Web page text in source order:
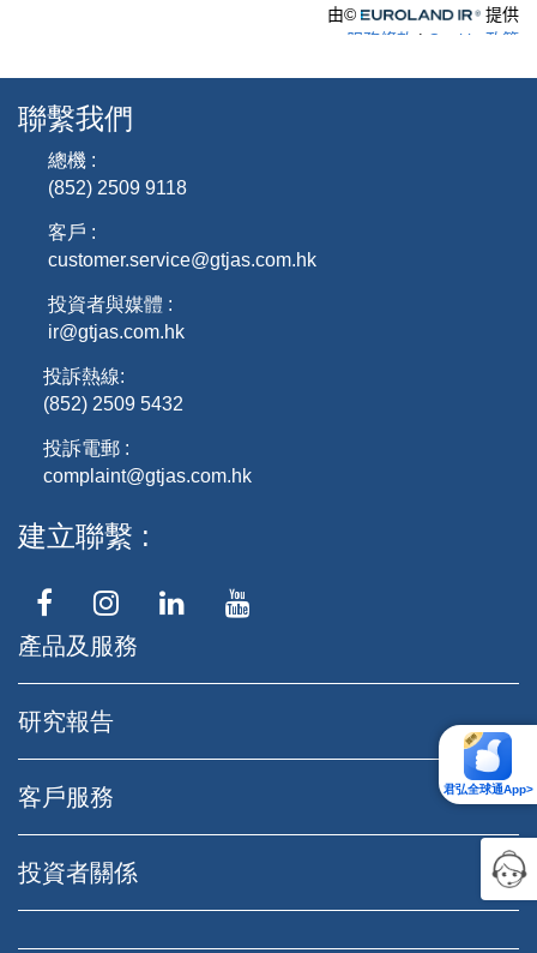
君弘全球通App>
聯繫我們
總機 :
(852) 2509 9118
客戶 :
customer.service@gtjas.com.hk
投資者與媒體 :
ir@gtjas.com.hk
投訴熱線:
(852) 2509 5432
投訴電郵 :
complaint@gtjas.com.hk
建立聯繫
產品及服務
研究報告
客戶服務
投資者關係